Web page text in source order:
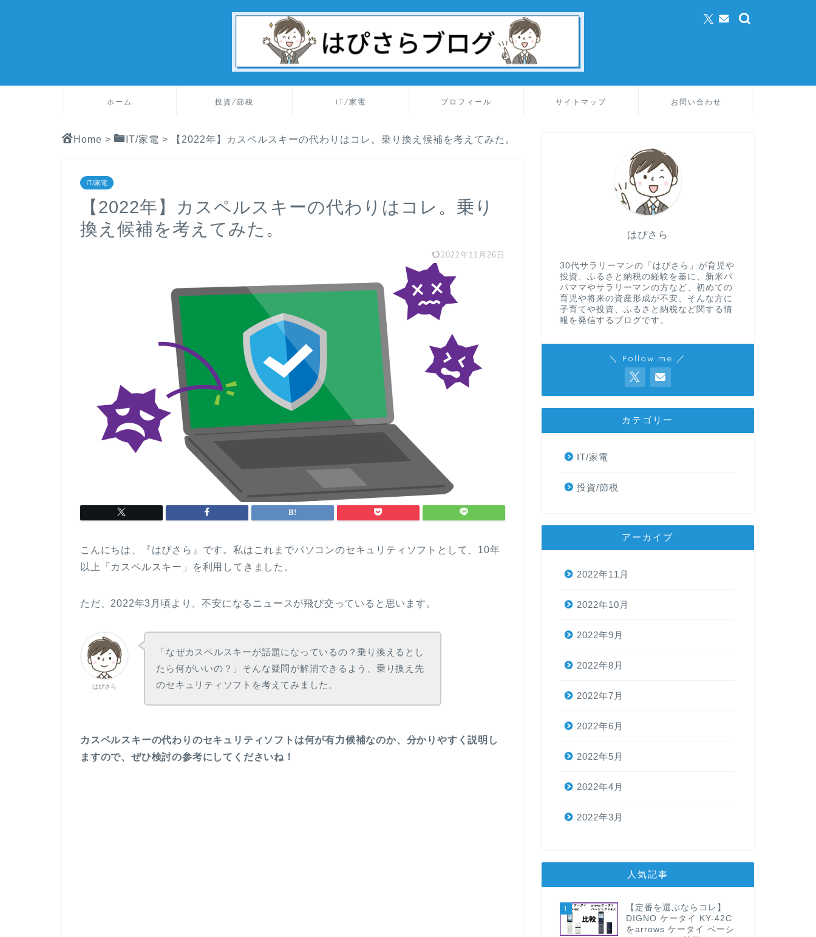
ホーム 投資/節税 IT/家電 プロフィール サイトマップ お問い合わせ
Home > IT/家電 > 【2022年】カスペルスキーの代わりはコレ。乗り換え候補を考えてみた。
IT/家電
【2022年】カスペルスキーの代わりはコレ。乗り
換え候補を考えてみた。
2022年11月26日
こんにちは、『はぴさら』です。私はこれまでパソコンのセキュリティソフトとして、10年
以上「カスペルスキー」を利用してきました。
ただ、2022年3月頃より、不安になるニュースが飛び交っていると思います。
はぴさら
「なぜカスペルスキーが話題になっているの？乗り換えるとし
たら何がいいの？」そんな疑問が解消できるよう、乗り換え先
のセキュリティソフトを考えてみました。
カスペルスキーの代わりのセキュリティソフトは何が有力候補なのか、分かりやすく説明し
ますので、ぜひ検討の参考にしてくださいね！
はぴさら
30代サラリーマンの「はぴさら」が育児や
投資、ふるさと納税の経験を基に、新米パ
パママやサラリーマンの方など、初めての
育児や将来の資産形成が不安、そんな方に
子育てや投資、ふるさと納税など関する情
報を発信するブログです。
＼ Follow me ／
カテゴリー
IT/家電
投資/節税
アーカイブ
2022年11月
2022年10月
2022年9月
2022年8月
2022年7月
2022年6月
2022年5月
2022年4月
2022年3月
人気記事
1
【定番を選ぶならコレ】
DIGNO ケータイ KY-42C
をarrows ケータイ ベーシ